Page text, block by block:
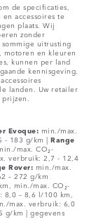
de specificaties,
accessoires te
plaats. Wij
zonder
uitrusting
motoren en kleuren
kunnen per land
kennisgeving.
landen. Uw retailer
Evoque: min./max.
- 183 g/km | Range
max. CO₂-
verbruik: 2,7 - 12,4
Rover: min./max.
– 272 g/km
min./max. CO₂-
– 8,6 l/100 km,
max. verbruik: 6,0
g/km | gegevens